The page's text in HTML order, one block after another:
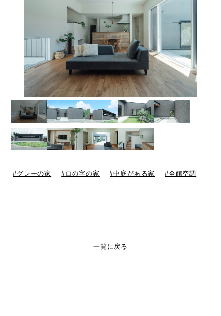
グレーの家 ロの字の家 中庭がある家 全館空調
一覧に戻る